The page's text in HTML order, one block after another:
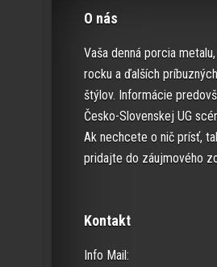
O nás
Vaša denná porcia metalu,
rocku a ďalších
štýlov. Informácie
Česko-Slovenskej UG
Ak nechcete o nič prísť,
pridajte do záujmového
Kontakt
Info Mail: